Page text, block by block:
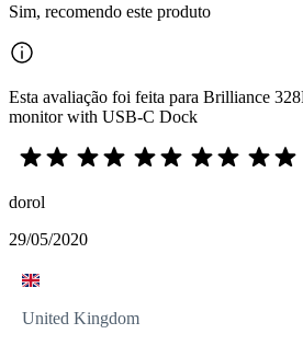
Sim, recomendo este produto
Esta avaliação foi feita para Brilliance
monitor with USB-C Dock
dorol
29/05/2020
United Kingdom